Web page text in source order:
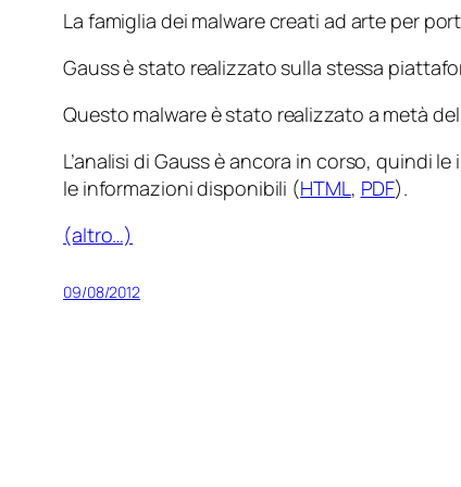
La famiglia dei malware creati ad arte per
Gauss è stato realizzato sulla stessa
Questo malware è stato realizzato a metà
L’analisi di Gauss è ancora in corso,
le informazioni disponibili (HTML, PDF).
(altro…)
09/08/2012